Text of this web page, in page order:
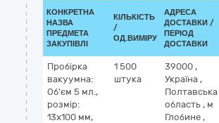
КОНКРЕТНА
НАЗВА
ПРЕДМЕТА
ЗАКУПІВЛІ
КІЛЬКІСТЬ
/
ОД.ВИМІРУ
АДРЕСА
ДОСТАВКИ /
ПЕРІОД
ДОСТАВКИ
Пробірка
вакуумна:
Об'єм 5 мл.,
розмір:
13х100 мм,
1 500
штука
39000 ,
Україна ,
Полтавська
область , м
Глобине ,